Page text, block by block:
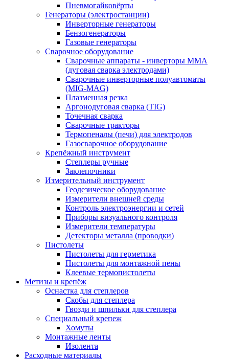
Пневмогайковёрты
Генераторы (электростанции)
Инверторные генераторы
Бензогенераторы
Газовые генераторы
Сварочное оборудование
Сварочные аппараты - инверторы ММА
(дуговая сварка электродами)
Сварочные инверторные полуавтоматы
(MIG-MAG)
Плазменная резка
Аргонодуговая сварка (TIG)
Точечная сварка
Сварочные тракторы
Термопеналы (печи) для электродов
Газосварочное оборудование
Крепёжный инструмент
Степлеры ручные
Заклепочники
Измерительный инструмент
Геодезическое оборудование
Измерители внешней среды
Контроль электроэнергии и сетей
Приборы визуального контроля
Измерители температуры
Детекторы металла (проводки)
Пистолеты
Пистолеты для герметика
Пистолеты для монтажной пены
Клеевые термопистолеты
Метизы и крепёж
Оснастка для степлеров
Скобы для степлера
Гвозди и шпильки для степлера
Специальный крепеж
Хомуты
Монтажные ленты
Изолента
Расходные материалы